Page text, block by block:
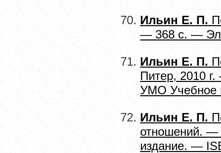
Ильин Е. П.
— 368 с. —
Ильин Е. П.
Питер, 2010
УМО Учебное
Ильин Е. П.
отношений. —
издание. —